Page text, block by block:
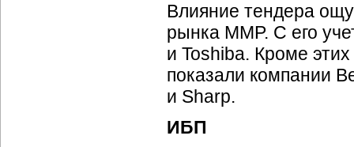
Влияние тендера
рынка MMP. С его
и Toshiba. Кроме
показали компании
и Sharp.
ИБП